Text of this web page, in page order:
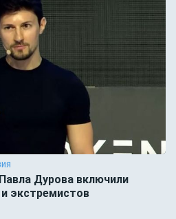
Дурова включили
экстремистов